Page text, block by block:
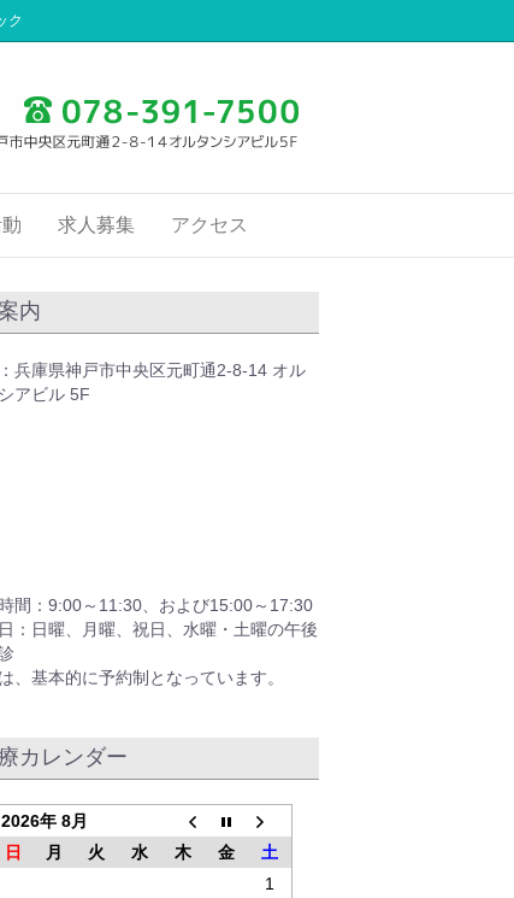
ク
求人募集 アクセス
内
兵庫県神戸市中央区元町通2-8-14 オル
アビル 5F
間：9:00～11:30、および15:00～17:30
：日曜、月曜、祝日、水曜・土曜の午後
、基本的に予約制となっています。
カレンダー
2026年 8月
日
月 火 水 木 金
土
1